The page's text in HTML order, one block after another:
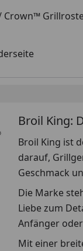
Crown™
Broil King:
Broil King ist
darauf,
Geschmack
Die Marke
Liebe zum
Anfänger
Mit einer